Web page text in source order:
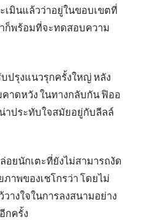
เมินแล้วว่าอยู่ในขอบเขตที่
ก็พร้อมที่จะทดสอบความ
ปรุงแนวรุกครั้งใหญ่ หลัง
าดหวัง ในทางกลับกัน ฟิออ
าประทับใจสมัยอยู่กับลีลล์
ยนักเตะที่ยังไม่สามารถงัด
พของเชโกรว่า โดยไม่
างใจในการลงสนามอย่าง
กครั้ง